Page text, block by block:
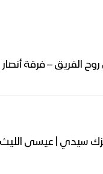
شيعة الكرار – عيسى الليث
روح الفريق – فرقة أنصار
سيدي | عيسى الليث –